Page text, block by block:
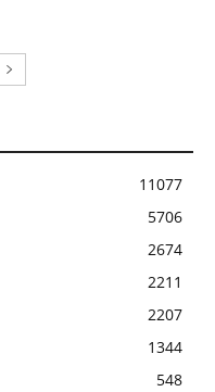
11077
5706
2674
2211
2207
1344
548